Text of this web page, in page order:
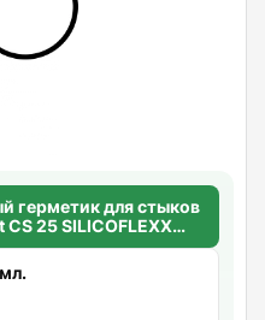
герметик для стыков
25 SILICOFLEXX